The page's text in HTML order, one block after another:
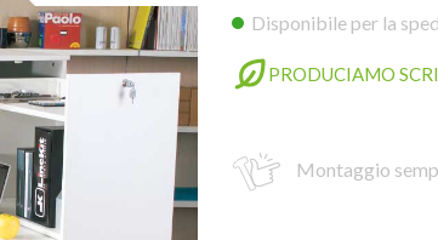
Disponibile per la
PRODUCIAMO
Montaggio